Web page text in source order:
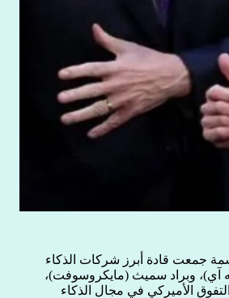
جمعت قادة أبرز شركات الذكاء
آي)، وبراد سميث (مايكروسوفت)،
الأميركي في مجال الذكاء